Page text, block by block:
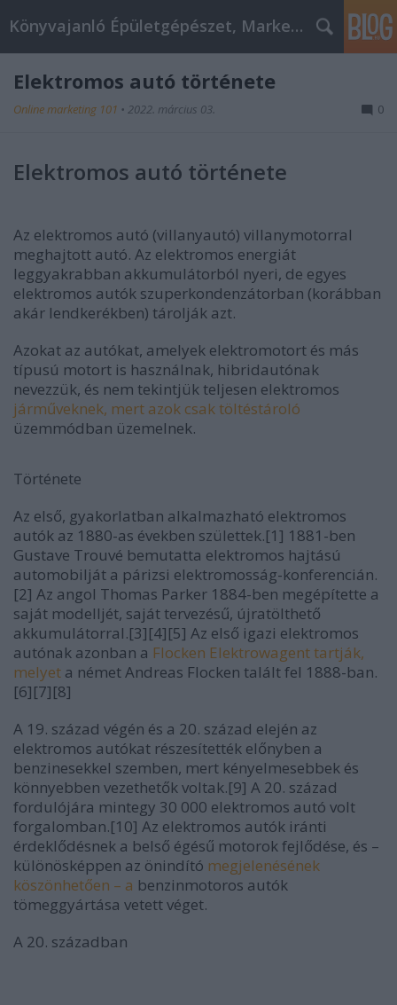
Könyvajanló Épületgépészet, Marketing témákban
Elektromos autó története
Online marketing 101 • 2022. március 03. 0
Elektromos autó története
Az elektromos autó (villanyautó) villanymotorral
meghajtott autó. Az elektromos energiát
leggyakrabban akkumulátorból nyeri, de egyes
elektromos autók szuperkondenzátorban (korábban
akár lendkerékben) tárolják azt.
Azokat az autókat, amelyek elektromotort és más
típusú motort is használnak, hibridautónak
nevezzük, és nem tekintjük teljesen elektromos
járműveknek, mert azok csak töltéstároló
üzemmódban üzemelnek.
Története
Az első, gyakorlatban alkalmazható elektromos
autók az 1880-as években születtek.[1] 1881-ben
Gustave Trouvé bemutatta elektromos hajtású
automobilját a párizsi elektromosság-konferencián.
[2] Az angol Thomas Parker 1884-ben megépítette a
saját modelljét, saját tervezésű, újratölthető
akkumulátorral.[3][4][5] Az első igazi elektromos
autónak azonban a Flocken Elektrowagent tartják,
melyet a német Andreas Flocken talált fel 1888-ban.
[6][7][8]
A 19. század végén és a 20. század elején az
elektromos autókat részesítették előnyben a
benzinesekkel szemben, mert kényelmesebbek és
könnyebben vezethetők voltak.[9] A 20. század
fordulójára mintegy 30 000 elektromos autó volt
forgalomban.[10] Az elektromos autók iránti
érdeklődésnek a belső égésű motorok fejlődése, és –
különösképpen az önindító megjelenésének
köszönhetően – a benzinmotoros autók
tömeggyártása vetett véget.
A 20. században